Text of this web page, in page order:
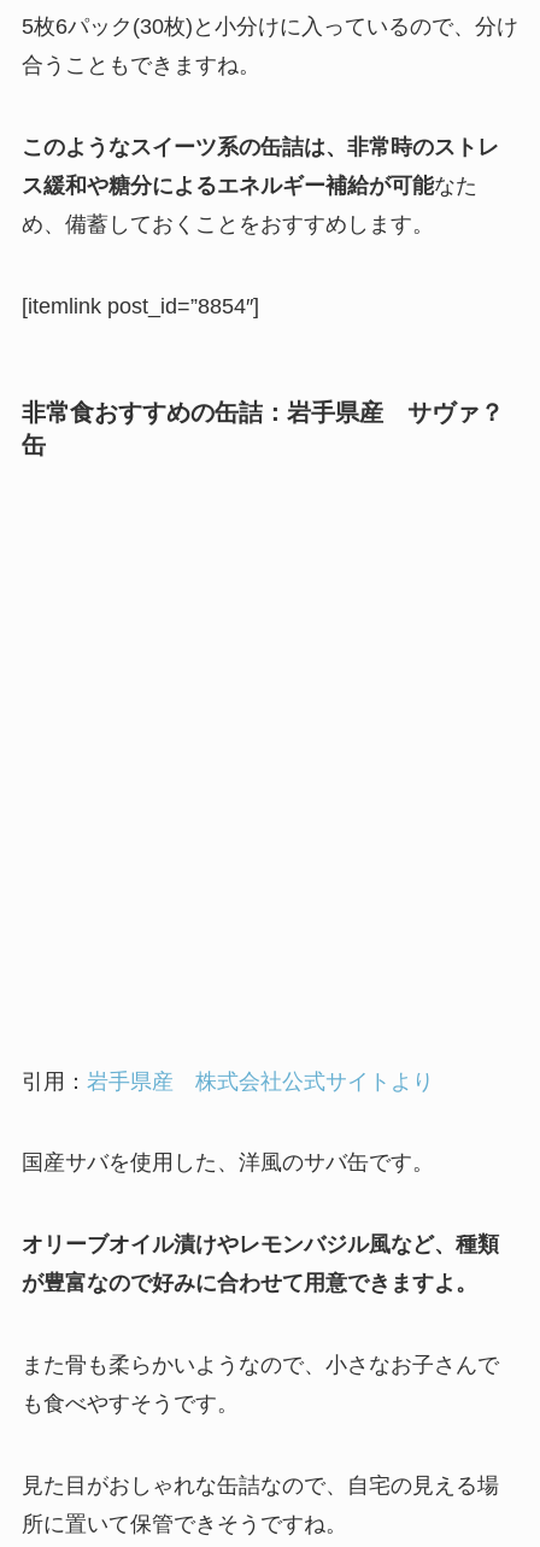
5枚6パック(30枚)と小分けに入っているので、分け
合うこともできますね。
このようなスイーツ系の缶詰は、非常時のストレ
ス緩和や糖分によるエネルギー補給が可能なた
め、備蓄しておくことをおすすめします。
[itemlink post_id=”8854″]
非常食おすすめの缶詰： 岩手県産
サヴァ？
缶
引用： 岩手県産 株式会社公式サイトより
国産サバを使用した、洋風のサバ缶です。
オリーブオイル漬けやレモンバジル風など、種類
が豊富なので好みに合わせて用意できますよ。
また骨も柔らかいようなので、小さなお子さんで
も食べやすそうです。
見た目がおしゃれな缶詰なので、自宅の見える場
所に置いて保管できそうですね。